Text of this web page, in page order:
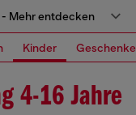
Mehr entdecken
Kinder Geschenke
4-16 Jahre